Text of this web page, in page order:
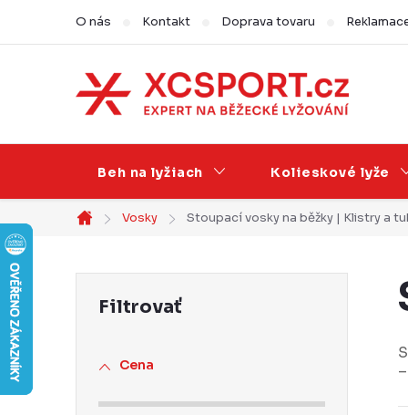
obsah
O nás Kontakt Doprava tovaru
Beh na lyžiach Kolieskové lyže
Domov
Vosky Stoupací vosky na běžky | Klistry a
Cena